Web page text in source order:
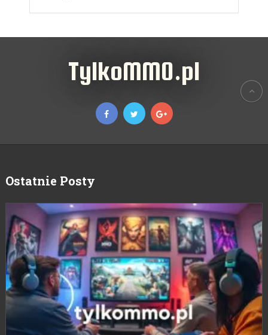
TylkoMMO.pl
Ostatnie Posty